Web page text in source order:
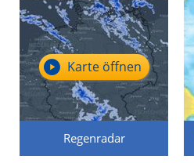
Regenradar
Karte öffnen